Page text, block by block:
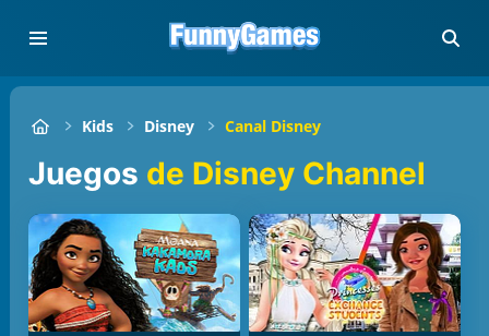
Kids Disney Canal Disney
Juegos de Disney Channel